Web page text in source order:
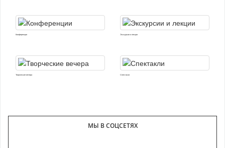
Конференции Экскурсии и лекции
Творческие вечера Спектакли
МЫ В СОЦСЕТЯХ